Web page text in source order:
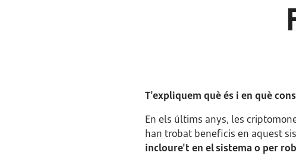
T'expliquem què és i en què
En els últims anys, les
han trobat beneficis en aquest
incloure't en el sistema o per